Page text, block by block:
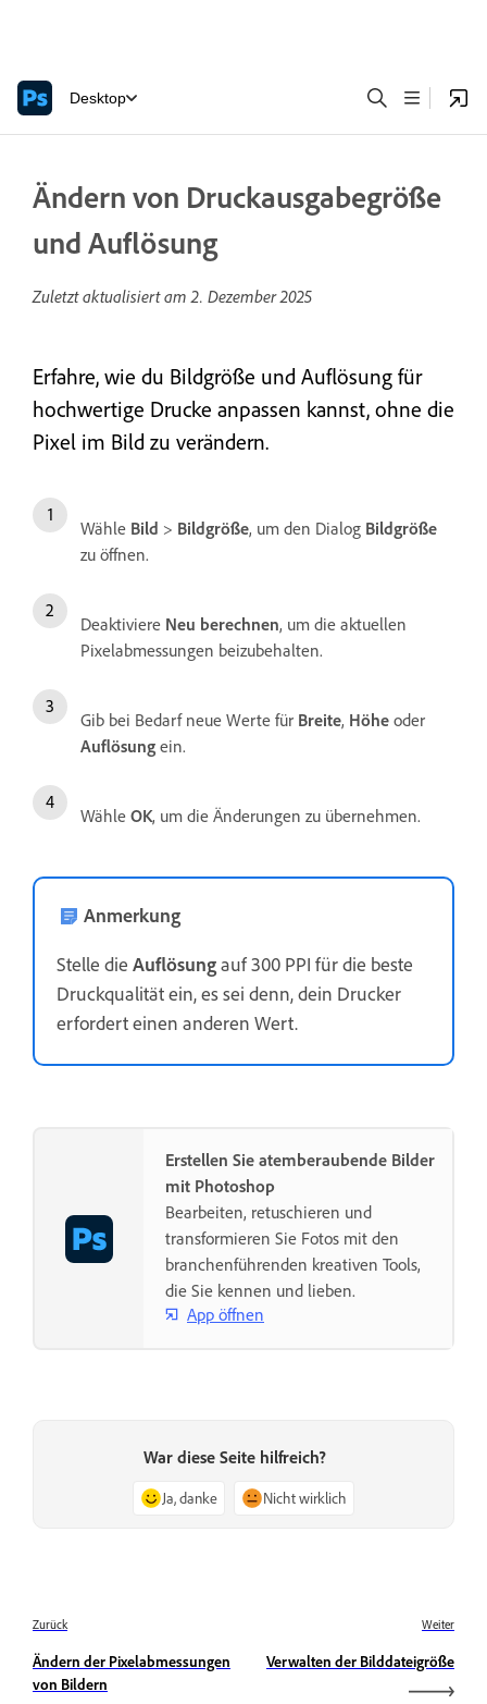
Desktop
Ändern von Druckausgabegröße
und Auflösung
Zuletzt aktualisiert am2. Dezember 2025
Erfahre, wie du Bildgröße und Auflösung für
hochwertige Drucke anpassen kannst, ohne die
Pixel im Bild zu verändern.
Wähle Bild > Bildgröße, um den Dialog Bildgröße
zu öffnen.
Deaktiviere Neu berechnen, um die aktuellen
Pixelabmessungen beizubehalten.
Gib bei Bedarf neue Werte für Breite, Höhe oder
Auflösung ein.
Wähle OK, um die Änderungen zu übernehmen.
Anmerkung
Stelle die Auflösungauf 300 PPI für die beste
Druckqualität ein, es sei denn, dein Drucker
erfordert einen anderen Wert.
Erstellen Sie atemberaubende Bilder
mit Photoshop
Bearbeiten, retuschieren und
transformieren Sie Fotos mit den
branchenführenden kreativen Tools,
die Sie kennen und lieben.
App öffnen
War diese Seite hilfreich?
Ja, danke Nicht wirklich
Zurück
Ändern der Pixelabmessungen
von Bildern
Weiter
Verwalten der Bilddateigröße